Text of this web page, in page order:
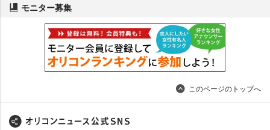
モニター募集
このページのトップへ